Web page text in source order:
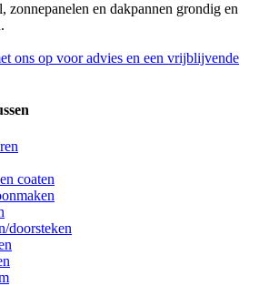
zonnepanelen en dakpannen grondig en
ons op voor advies en een vrijblijvende
coaten
doorsteken